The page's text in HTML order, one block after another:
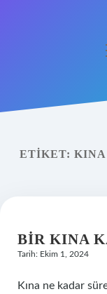
Yasal Uyarı
ETIKET:
BIR KINA
Tarih: Ekim 1, 2024
Kına ne kadar